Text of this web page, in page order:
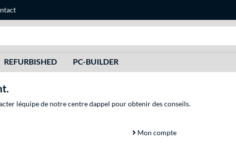
REFURBISHED PC-BUILDER
léquipe de notre centre dappel pour obtenir des conseils.
Mon compte